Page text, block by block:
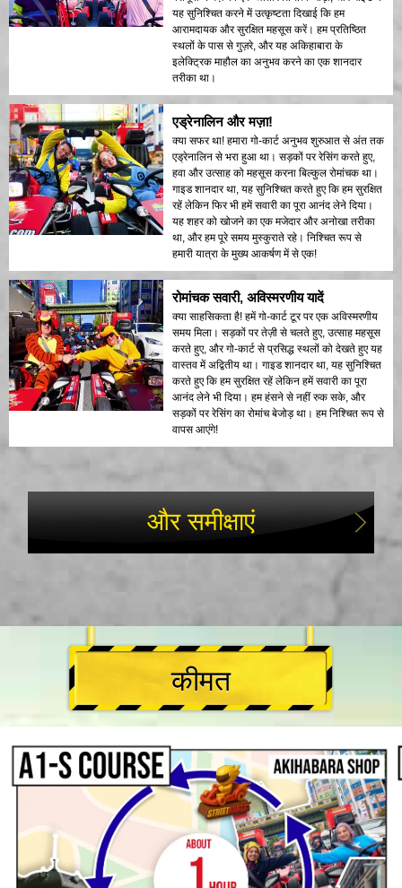
यह सुनिश्चित करने में उत्कृष्टता दिखाई कि हम
आरामदायक और सुरक्षित महसूस करें। हम प्रतिष्ठित
स्थलों के पास से गुज़रे, और यह अकिहाबारा के
इलेक्ट्रिक माहौल का अनुभव करने का एक शानदार
तरीका था।
एड्रेनालिन और मज़ा!
क्या सफर था! हमारा गो-कार्ट अनुभव शुरुआत से अंत तक
एड्रेनालिन से भरा हुआ था। सड़कों पर रेसिंग करते हुए,
हवा और उत्साह को महसूस करना बिल्कुल रोमांचक था।
गाइड शानदार था, यह सुनिश्चित करते हुए कि हम सुरक्षित
रहें लेकिन फिर भी हमें सवारी का पूरा आनंद लेने दिया।
यह शहर को खोजने का एक मजेदार और अनोखा तरीका
था, और हम पूरे समय मुस्कुराते रहे। निश्चित रूप से
हमारी यात्रा के मुख्य आकर्षण में से एक!
रोमांचक सवारी, अविस्मरणीय यादें
क्या साहसिकता है! हमें गो-कार्ट टूर पर एक अविस्मरणीय
समय मिला। सड़कों पर तेज़ी से चलते हुए, उत्साह महसूस
करते हुए, और गो-कार्ट से प्रसिद्ध स्थलों को देखते हुए यह
वास्तव में अद्वितीय था। गाइड शानदार था, यह सुनिश्चित
करते हुए कि हम सुरक्षित रहें लेकिन हमें सवारी का पूरा
आनंद लेने भी दिया। हम हंसने से नहीं रुक सके, और
सड़कों पर रेसिंग का रोमांच बेजोड़ था। हम निश्चित रूप से
वापस आएंगे!
और समीक्षाएं
कीमत